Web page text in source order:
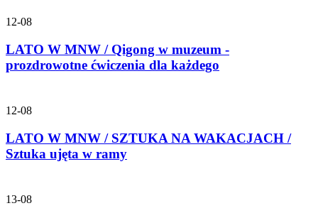
12-08
LATO W MNW / Qigong w muzeum -
prozdrowotne ćwiczenia dla każdego
12-08
LATO W MNW / SZTUKA NA WAKACJACH /
Sztuka ujęta w ramy
13-08